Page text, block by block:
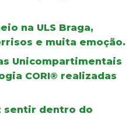
na ULS Braga,
e muita emoção.
Unicompartimentais
CORI® realizadas
sentir dentro do